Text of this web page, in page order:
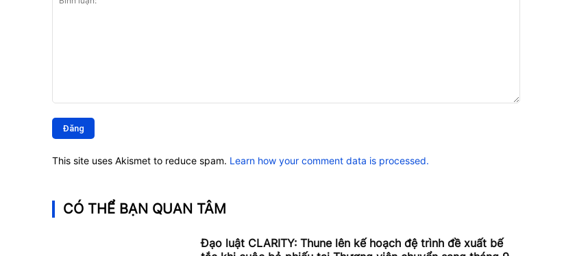
luận:
This site uses Akismet to reduce spam. Learn how your comment data is processed.
CÓ THỂ BẠN QUAN TÂM
Đạo luật CLARITY: Thune lên kế hoạch đệ trình đề xuất bế